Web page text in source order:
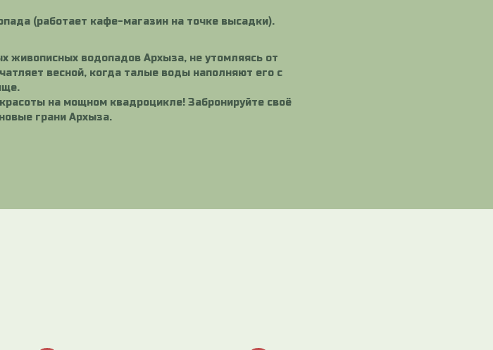
(работает кафе-магазин на точке высадки).
живописных водопадов Архыза, не утомляясь от
весной, когда талые воды наполняют его с
на мощном квадроцикле! Забронируйте своё
грани Архыза.